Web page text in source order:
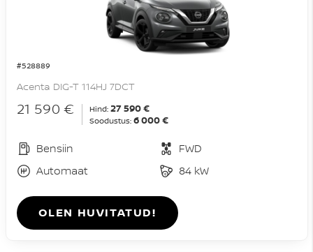
#528889
Acenta DIG-T 114HJ 7DCT
21 590 € Hind: 27 590 €
Soodustus: 6 000 €
Bensiin
FWD
Automaat
84 kW
OLEN HUVITATUD!